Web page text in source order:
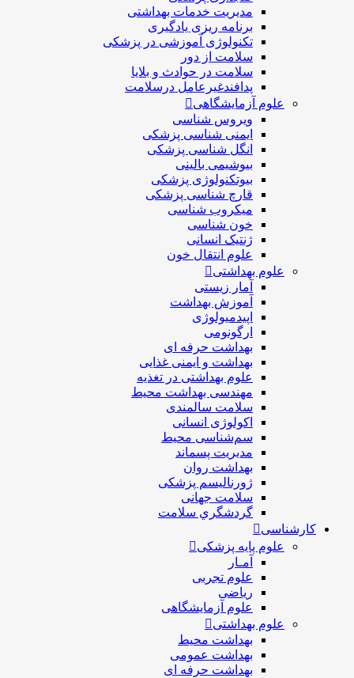
مديريت خدمات بهداشتی
برنامه ریزی یادگیری
تکنولوژی آموزشی در پزشکی
سلامت از دور
سلامت در حوادث و بلایا
پدافندغیرعامل درسلامت
علوم آزمایشگاهی
ویروس شناسی
ایمنی شناسی پزشكی
انگل شناسی پزشکی
بیوشیمی بالینی
بیوتکنولوژی پزشکی
قارچ شناسی پزشکی
ميكروب شناسی
خون شناسی
ژنتیک انسانی
علوم انتقال خون
علوم بهداشتی
آمار زیستی
آموزش بهداشت
اپیدمیولوژی
ارگونومی
بهداشت حرفه ای
بهداشت و ایمنی غذایی
علوم بهداشتی در تغذیه
مهندسی بهداشت محيط
سلامت سالمندی
اکولوژی انسانی
سم‌شناسی محیط
مدیریت پسماند
بهداشت روان
ژورنالیسم پزشکی
سلامت جهانی
گردشگري سلامت
کارشناسی
علوم پایه پزشکی
آمـار
علوم تجربی
ریاضی
علوم آزمایشگاهی
علوم بهداشتی
بهداشت محیط
بهداشت عمومی
بهداشت حرفه ای